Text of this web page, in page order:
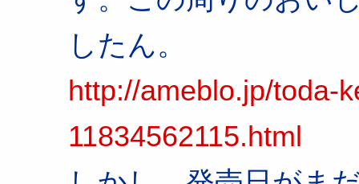
したん。
http://ameblo.jp/toda-
11834562115.html